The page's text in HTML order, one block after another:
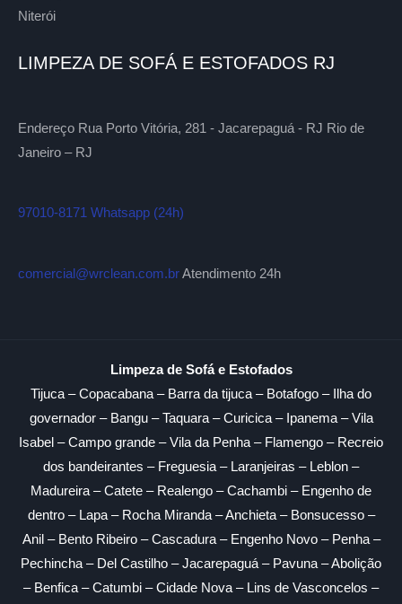
Niterói
LIMPEZA DE SOFÁ E ESTOFADOS RJ
Endereço Rua Porto Vitória, 281 - Jacarepaguá - RJ Rio de
Janeiro – RJ
97010-8171 Whatsapp (24h)
comercial@wrclean.com.brAtendimento 24h
Limpeza de Sofá e Estofados
Tijuca – Copacabana – Barra da tijuca – Botafogo – Ilha do
governador – Bangu – Taquara – Curicica – Ipanema – Vila
Isabel – Campo grande – Vila da Penha – Flamengo – Recreio
dos bandeirantes – Freguesia – Laranjeiras – Leblon –
Madureira – Catete – Realengo – Cachambi – Engenho de
dentro – Lapa – Rocha Miranda – Anchieta – Bonsucesso –
Anil – Bento Ribeiro – Cascadura – Engenho Novo – Penha –
Pechincha – Del Castilho – Jacarepaguá – Pavuna – Abolição
– Benfica – Catumbi – Cidade Nova – Lins de Vasconcelos –